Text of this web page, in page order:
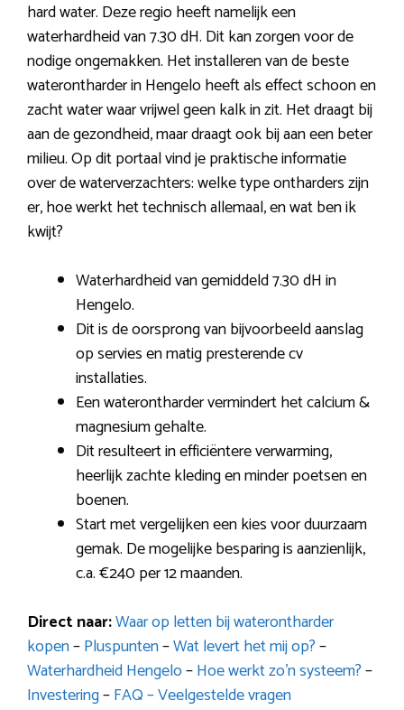
hard water. Deze regio heeft namelijk een
waterhardheid van 7.30 dH. Dit kan zorgen voor de
nodige ongemakken. Het installeren van de beste
waterontharder in Hengelo heeft als effect schoon en
zacht water waar vrijwel geen kalk in zit. Het draagt bij
aan de gezondheid, maar draagt ook bij aan een beter
milieu. Op dit portaal vind je praktische informatie
over de waterverzachters: welke type ontharders zijn
er, hoe werkt het technisch allemaal, en wat ben ik
kwijt?
Waterhardheid van gemiddeld 7.30 dH in
Hengelo.
Dit is de oorsprong van bijvoorbeeld aanslag
op servies en matig presterende cv
installaties.
Een waterontharder vermindert het calcium &
magnesium gehalte.
Dit resulteert in efficiëntere verwarming,
heerlijk zachte kleding en minder poetsen en
boenen.
Start met vergelijken een kies voor duurzaam
gemak. De mogelijke besparing is aanzienlijk,
c.a. €240 per 12 maanden.
Direct naar:Waar op letten bij waterontharder
kopen–Pluspunten–Wat levert het mij op?–
Waterhardheid Hengelo–Hoe werkt zo’n systeem?–
Investering–FAQ – Veelgestelde vragen